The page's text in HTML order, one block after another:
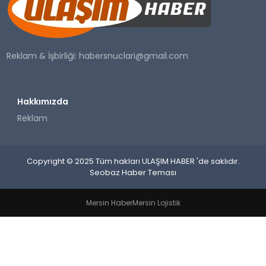
SAĞLIK
YAŞAM
Reklam & İşbirliği:habersnuclari@gmail.com
Hakkımızda
Reklam
Copyright © 2025 Tüm hakları ULAŞIM HABER 'de saklıdır.
Seobaz Haber Teması
Mersin HaberMersin Lojistik